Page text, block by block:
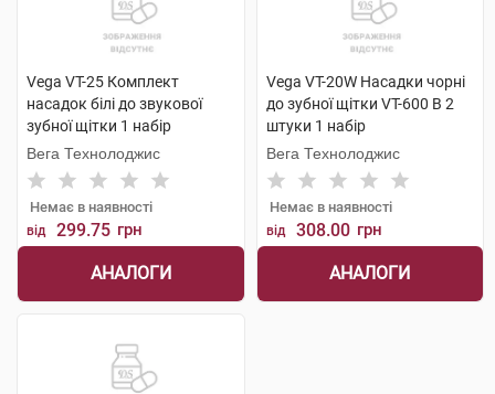
Vega VT-25 Комплект
насадок білі до звукової
зубної щітки 1 набір
Вега Технолоджис
Немає в наявності
від 299.75 грн
АНАЛОГИ
Vega VT-20W Насадки чорні
до зубної щітки VT-600 В 2
штуки 1 набір
Вега Технолоджис
Немає в наявності
від 308.00 грн
АНАЛОГИ